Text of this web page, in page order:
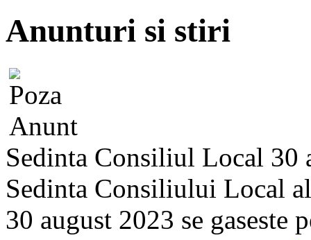
Anunturi si stiri
Sedinta Consiliul Local 30
Sedinta Consiliului Local
30 august 2023 se gaseste